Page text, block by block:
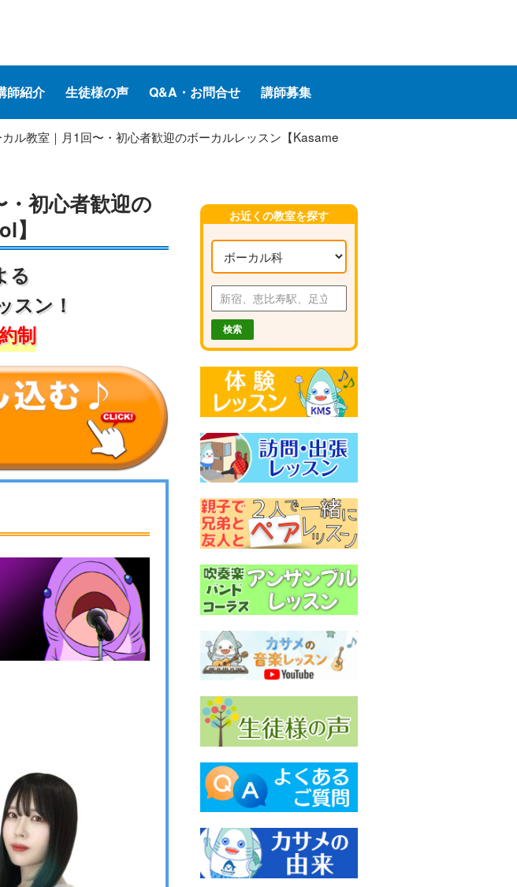
師紹介 生徒様の声 Q&A・お問合せ 講師募集
ル教室｜月1回〜・初心者歓迎のボーカルレッスン【Kasame
初心者歓迎の
る
スン！
制
お近くの教室を探す